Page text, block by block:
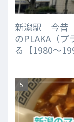
新潟駅 今昔
のPLAKA（プ
る【1980～